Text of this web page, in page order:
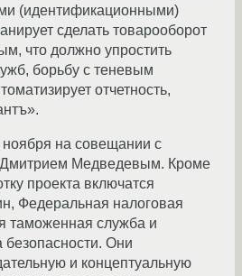
(идентификационными)
сделать товарооборот
что должно упростить
борьбу с теневым
отчетность,
на совещании с
Медведевым. Кроме
проекта включатся
Федеральная налоговая
таможенная служба и
Они
и концептуальную